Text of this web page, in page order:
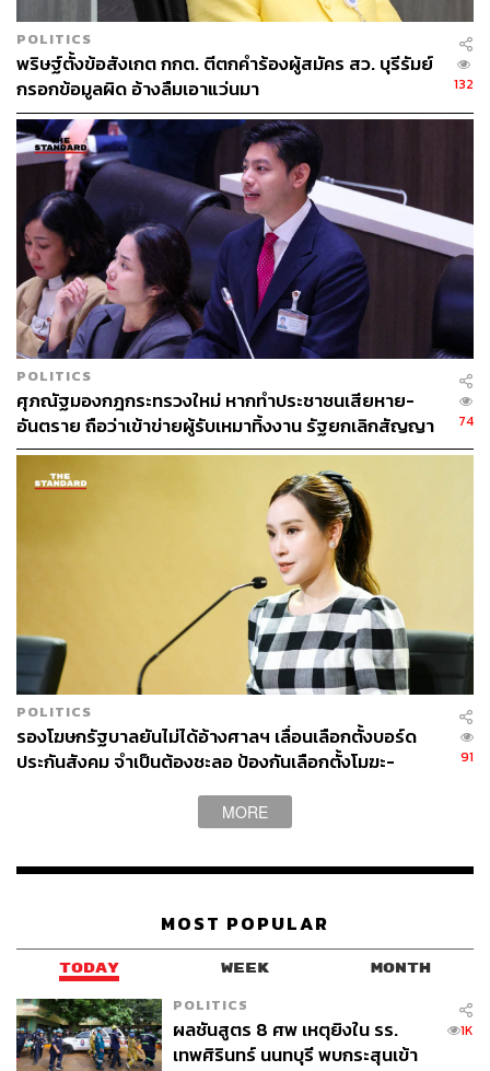
POLITICS
พริษฐ์ตั้งข้อสังเกต กกต. ตีตกคำร้องผู้สมัคร สว. บุรีรัมย์
กรอกข้อมูลผิด อ้างลืมเอาแว่นมา
132
POLITICS
ศุภณัฐมองกฎกระทรวงใหม่ หากทำประชาชนเสียหาย-
อันตราย ถือว่าเข้าข่ายผู้รับเหมาทิ้งงาน รัฐยกเลิกสัญญา
ได้ทันที
74
POLITICS
รองโฆษกรัฐบาลยันไม่ได้อ้างศาลฯ เลื่อนเลือกตั้งบอร์ด
ประกันสังคม จำเป็นต้องชะลอ ป้องกันเลือกตั้งโมฆะ-
91
MORE
MOST POPULAR
TODAY WEEK MONTH
POLITICS
ผลชันสูตร 8 ศพ เหตุยิงใน รร.
เทพศิรินทร์ นนทบุรี พบกระสุนเข้า
1K